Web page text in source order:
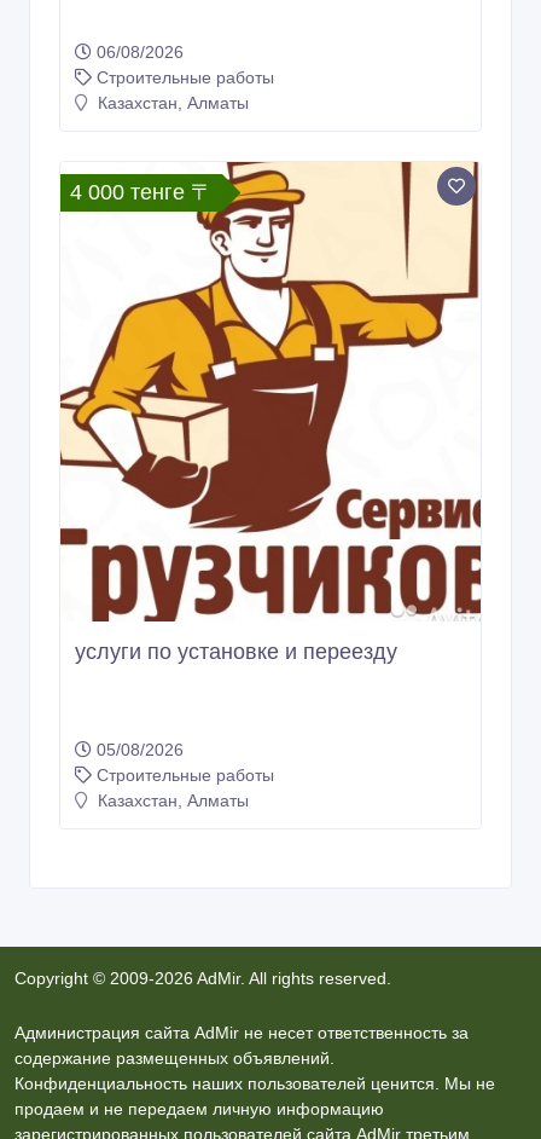
06/08/2026
Строительные работы
Казахстан, Алматы
4 000 тенге 〒
услуги по установке и переезду
05/08/2026
Строительные работы
Казахстан, Алматы
Copyright © 2009-2026 AdMir. All rights reserved.
Администрация сайта AdMir не несет ответственность за
содержание размещенных объявлений.
Конфиденциальность наших пользователей ценится. Мы не
продаем и не передаем личную информацию
зарегистрированных пользователей сайта AdMir третьим